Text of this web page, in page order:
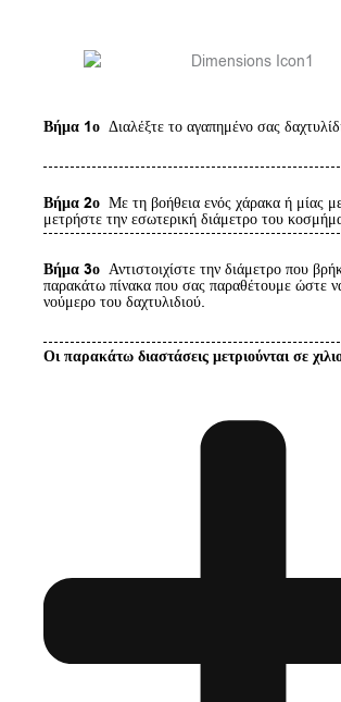
Βήμα 1ο Διαλέξτε το αγαπημένο σας
Βήμα 2ο Με τη βοήθεια ενός χάρακα ή μίας
μετρήστε την εσωτερική διάμετρο του
Βήμα 3ο Αντιστοιχίστε την διάμετρο που
παρακάτω πίνακα που σας παραθέτουμε ώστε
νούμερο του δαχτυλιδιού.
Οι παρακάτω διαστάσεις μετριούνται σε